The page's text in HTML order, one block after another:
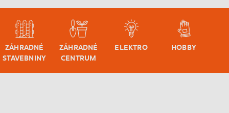
ZÁHRADNÉ
STAVEBNINY
ZÁHRADNÉ
CENTRUM
ELEKTRO HOBBY